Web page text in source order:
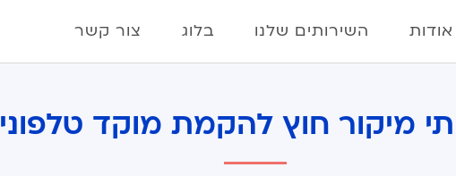
אודות השירותים שלנו בלוג צור קשר
מיקור חוץ להקמת מוקד טלפוני